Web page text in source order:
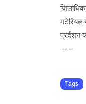
मटेरियल
प्रर्दशन
-----
Tags